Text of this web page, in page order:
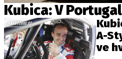
Kubica: V
A-
ve